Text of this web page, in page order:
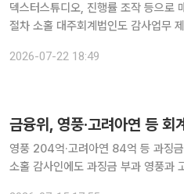
덱스터스튜디오, 진행률 조작 등으로
절차 소홀 대주회계법인도 감사업무 제한 덱스터스튜디오가 제작이 무산되거나 계약금액
계상과 외부감사 방해도 함께 지적되
2026-07-22 18:49
금융위, 영풍·고려아연 등
영풍 204억·고려아연 84억 등 과징
소홀 감사인에도 과징금 부과 영풍과 고려아연 등 4개사가 회계처리기준 위반으로 금융당국 제재를